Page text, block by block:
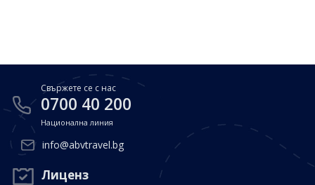
Почивки в Италия
Почивки в Доминиканска република
Почивки в Дубай
Почивка в Мексико
Политика за поверителност
Контакти
Вход за агенти
Свържете се с нас
0700 40 200
Национална линия
info@abvtravel.bg
Лиценз